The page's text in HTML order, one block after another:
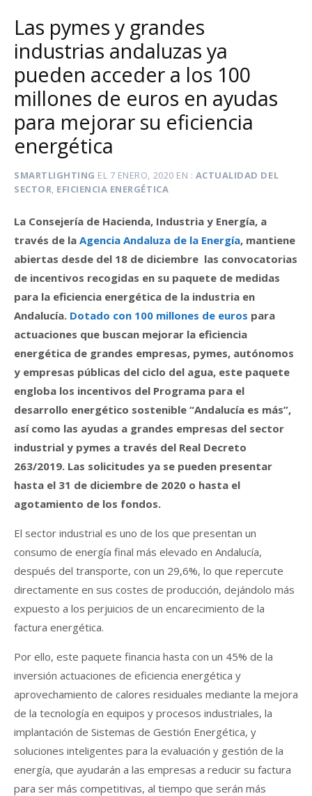
Las pymes y grandes
industrias andaluzas ya
pueden acceder a los 100
millones de euros en ayudas
para mejorar su eficiencia
energética
SMARTLIGHTING EL 7 ENERO, 2020 EN
ACTUALIDAD DEL
SECTOR, EFICIENCIA ENERGÉTICA
La Consejería de Hacienda, Industria y Energía, a
través de la Agencia Andaluza de la Energía, mantiene
abiertas desde del 18 de diciembre las convocatorias
de incentivos recogidas en su paquete de medidas
para la eficiencia energética de la industria en
Andalucía. Dotado con 100 millones de euros para
actuaciones que buscan mejorar la eficiencia
energética de grandes empresas, pymes, autónomos
y empresas públicas del ciclo del agua, este paquete
engloba los incentivos del Programa para el
desarrollo energético sostenible “Andalucía es más”,
así como las ayudas a grandes empresas del sector
industrial y pymes a través del Real Decreto
263/2019. Las solicitudes ya se pueden presentar
hasta el 31 de diciembre de 2020 o hasta el
agotamiento de los fondos.
El sector industrial es uno de los que presentan un
consumo de energía final más elevado en Andalucía,
después del transporte, con un 29,6%, lo que repercute
directamente en sus costes de producción, dejándolo más
expuesto a los perjuicios de un encarecimiento de la
factura energética.
Por ello, este paquete financia hasta con un 45% de la
inversión actuaciones de eficiencia energética y
aprovechamiento de calores residuales mediante la mejora
de la tecnología en equipos y procesos industriales, la
implantación de Sistemas de Gestión Energética, y
soluciones inteligentes para la evaluación y gestión de la
energía, que ayudarán a las empresas a reducir su factura
para ser más competitivas, al tiempo que serán más